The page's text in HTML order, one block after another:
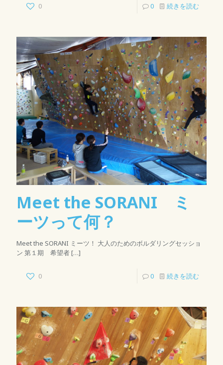
0 0 続きを読む
Meet the SORANI ミ
ーツって何？
Meet the SORANI ミーツ！ 大人のためのボルダリングセッショ
ン 第１期 希望者[…]
0 0 続きを読む